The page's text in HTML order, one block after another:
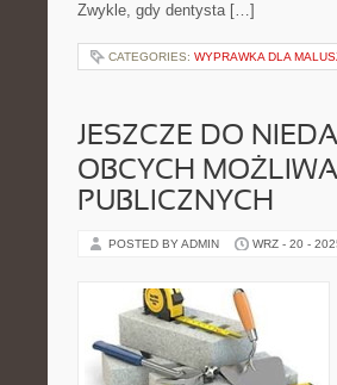
Zwykle, gdy dentysta […]
CATEGORIES: WYPRAWKA DLA
JESZCZE DO
OBCYCH
PUBLICZNYCH
POSTED BY ADMIN WRZ - 20 -